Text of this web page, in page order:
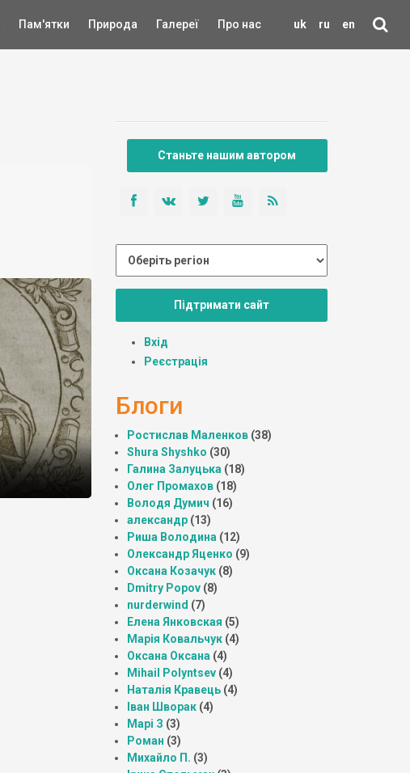
uk ru en
Пам'ятки Природа Галереї Про нас
Станьте нашим автором
Підтримати сайт
Вхід
Реєстрація
Блоги
Ростислав Маленков(38)
Shura Shyshko (30)
Галина Залуцька (18)
Олег Промахов(18)
Володя Думич (16)
александр(13)
Риша Володина (12)
Олександр Яценко (9)
Оксана Козачук(8)
Dmitry Popov(8)
nurderwind (7)
Елена Янковская (5)
Марія Ковальчук(4)
Оксана Оксана (4)
Mihail Polyntsev(4)
Наталія Кравець(4)
Іван Шворак(4)
Марі З (3)
Роман (3)
Михайло П. (3)